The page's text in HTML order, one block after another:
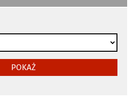
POKAŻ